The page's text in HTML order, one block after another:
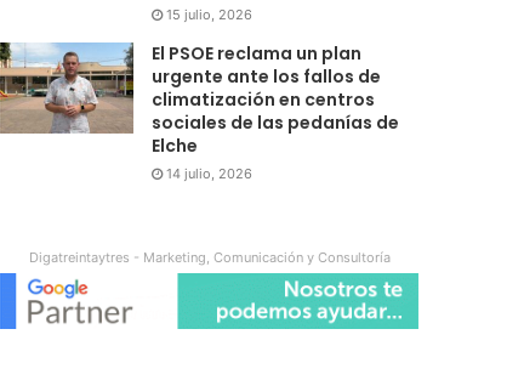
15 julio, 2026
El PSOE reclama un plan
urgente ante los fallos de
climatización en centros
sociales de las pedanías de
Elche
14 julio, 2026
Digatreintaytres - Marketing, Comunicación y Consultoría